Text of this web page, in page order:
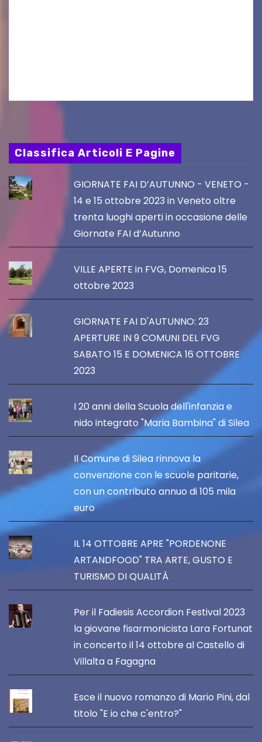
Classifica Articoli E Pagine
GIORNATE FAI D’AUTUNNO - VENETO -
14 e 15 ottobre 2023 in Veneto oltre
trenta luoghi aperti in occasione delle
Giornate FAI d’Autunno
VILLE APERTE in FVG, Domenica 15
ottobre 2023
GIORNATE FAI D'AUTUNNO: 23
APERTURE IN 9 COMUNI DEL FVG
SABATO 15 E DOMENICA 16 OTTOBRE
2023
I 20 anni della Scuola dell'infanzia e
nido integrato "Maria Bambina" di Silea
Il Comune di Silea rinnova la
convenzione con le scuole paritarie,
con un contributo annuo di 105 mila
euro
IL 14 OTTOBRE APRE "PORDENONE
ARTANDFOOD" TRA ARTE, GUSTO E
TURISMO DI QUALITÀ
Per il Fadiesis Accordion Festival 2023
la giovane fisarmonicista Lara Fortunat
in concerto il 14 ottobre al Castello di
Villalta a Fagagna
Esce il nuovo romanzo di Mario Pini, dal
titolo "E io che c'entro?"